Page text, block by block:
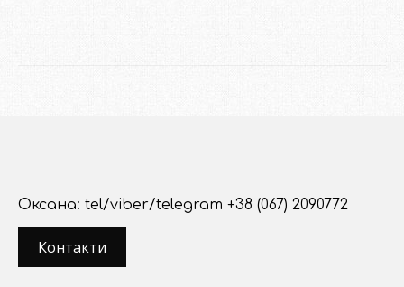
Оксана: tel/viber/telegram +38 (067) 2090772
Контакти